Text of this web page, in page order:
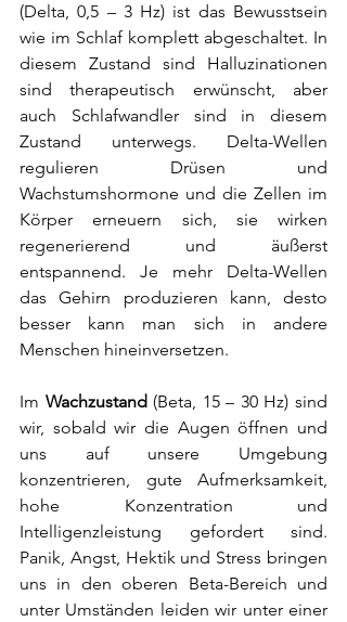
(Delta, 0,5 – 3 Hz) ist das Bewusstsein
wie im Schlaf komplett abgeschaltet. In
diesem Zustand sind Halluzinationen
sind therapeutisch erwünscht, aber
auch Schlafwandler sind in diesem
Zustand unterwegs. Delta-Wellen
regulieren Drüsen und
Wachstumshormone und die Zellen im
Körper erneuern sich, sie wirken
regenerierend und äußerst
entspannend. Je mehr Delta-Wellen
das Gehirn produzieren kann, desto
besser kann man sich in andere
Menschen hineinversetzen.
Im Wachzustand (Beta, 15 – 30 Hz) sind
wir, sobald wir die Augen öffnen und
uns auf unsere Umgebung
konzentrieren, gute Aufmerksamkeit,
hohe Konzentration und
Intelligenzleistung gefordert sind.
Panik, Angst, Hektik und Stress bringen
uns in den oberen Beta-Bereich und
unter Umständen leiden wir unter einer